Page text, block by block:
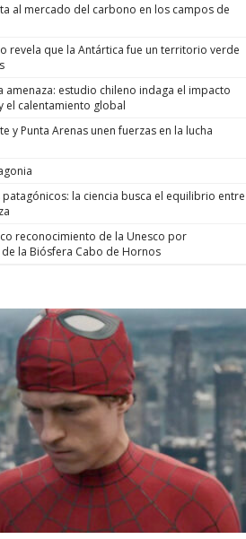
al mercado del carbono en los campos de
revela que la Antártica fue un territorio verde
amenaza: estudio chileno indaga el impacto
el calentamiento global
y Punta Arenas unen fuerzas en la lucha
la ciencia busca el equilibrio entre
reconocimiento de la Unesco por
la Biósfera Cabo de Hornos